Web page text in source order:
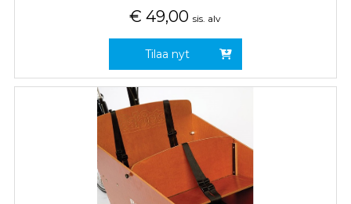
€ 49,00 sis. alv
Tilaa nyt